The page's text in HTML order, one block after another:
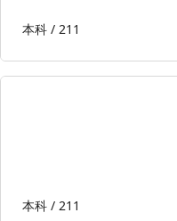
本科 / 211
本科 / 211